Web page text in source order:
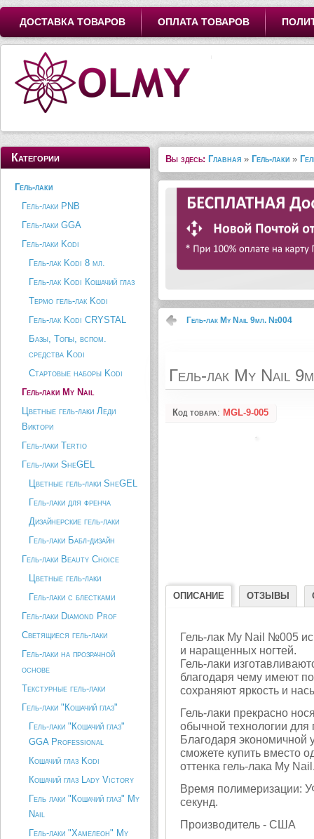
ДОСТАВКА ТОВАРОВ ОПЛАТА ТОВАРОВ
Категории
Гель-лаки
Гель-лаки PNB
Гель-лаки GGA
Гель-лаки Kodi
Гель-лак Kodi 8 мл.
Гель-лак Kodi Кошачий глаз
Термо гель-лак Kodi
Гель-лак Kodi CRYSTAL
Базы, Топы, вспом.
средства Kodi
Стартовые наборы Kodi
Гель-лаки My Nail
Цветные гель-лаки Леди
Виктори
Гель-лаки Tertio
Гель-лаки SheGEL
Цветные гель-лаки SheGEL
Гель-лаки для френча
Дизайнерские гель-лаки
Гель-лаки Бабл-дизайн
Гель-лаки Beauty Choice
Цветные гель-лаки
Гель-лаки с блестками
Гель-лаки Diamond Prof
Светящиеся гель-лаки
Гель-лаки на прозрачной
основе
Текстурные гель-лаки
Гель-лаки "Кошачий глаз"
Гель-лаки "Кошачий глаз"
GGA Professional
Кошачий глаз Kodi
Кошачий глаз Lady Victory
Гель лаки "Кошачий глаз" My
Nail
Гель-лаки "Хамелеон" My
Вы здесь: Главная » Гель-лаки »
Гель-лак My Nail 9мл. №004
Гель-лак My Nail
Код товара: MGL-9-005
ОПИСАНИЕ ОТЗЫВЫ
Гель-лак My Nail №005
и наращенных ногтей.
Гель-лаки
благодаря чему имеют
сохраняют яркость и
Гель-лаки прекрасно
обычной технологии для
Благодаря экономичной
сможете купить вместо
оттенка гель-лака My
Время полимеризации:
секунд.
Производитель - США